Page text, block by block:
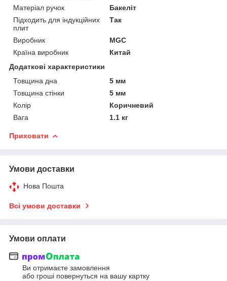
Матеріал ручок
Бакеліт
Підходить для індукційних
плит
Так
Виробник
MGC
Країна виробник
Китай
Додаткові характеристики
Товщина дна
5 мм
Товщина стінки
5 мм
Колір
Коричневий
Вага
1.1 кг
Приховати
Умови доставки
Нова Пошта
Всі умови доставки
Умови оплати
Ви отримаєте замовлення
або гроші повернуться на вашу картку